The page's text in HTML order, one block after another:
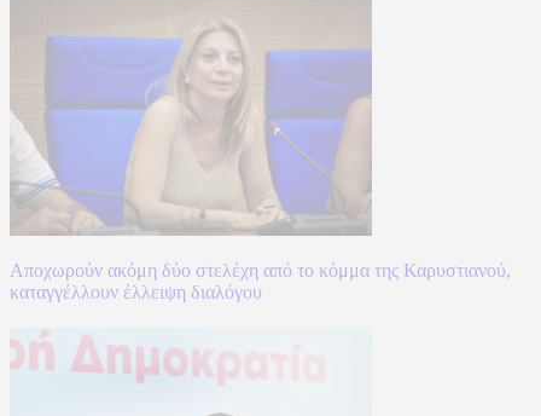
Αποχωρούν ακόμη δύο στελέχη από το κόμμα της Καρυστιανού,
καταγγέλλουν έλλειψη διαλόγου